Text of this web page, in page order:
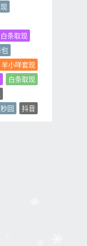
条取现
羊小咩套现
白条取现
回 抖音